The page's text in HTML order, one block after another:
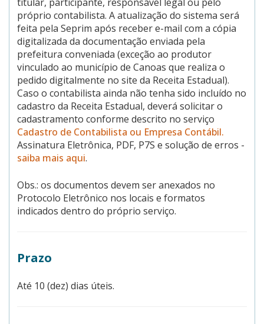
próprio contabilista. A atualização do sistema será
feita pela Seprim após receber e-mail com a cópia
digitalizada da documentação enviada pela
prefeitura conveniada (exceção ao produtor
vinculado ao município de Canoas que realiza o
pedido digitalmente no site da Receita Estadual).
Caso o contabilista ainda não tenha sido incluído no
cadastro da Receita Estadual, deverá solicitar o
cadastramento conforme descrito no serviço
Cadastro de Contabilista ou Empresa Contábil.
Assinatura Eletrônica, PDF, P7S e solução de erros -
saiba mais aqui.
Obs.: os documentos devem ser anexados no
Protocolo Eletrônico nos locais e formatos
indicados dentro do próprio serviço.
Prazo
Até 10 (dez) dias úteis.